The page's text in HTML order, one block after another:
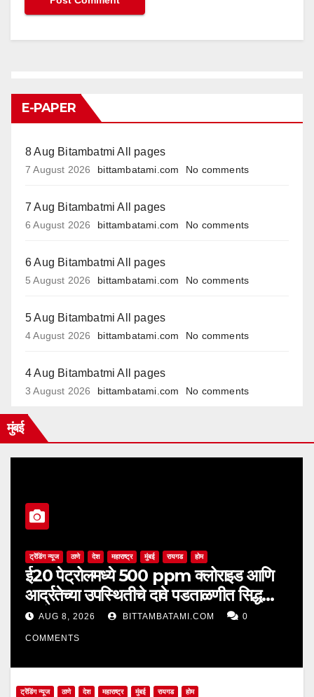
E-PAPER
8 Aug Bitambatmi All pages
7 August 2026 bittambatami.com No comments
7 Aug Bitambatmi All pages
6 August 2026 bittambatami.com No comments
6 Aug Bitambatmi All pages
5 August 2026 bittambatami.com No comments
5 Aug Bitambatmi All pages
4 August 2026 bittambatami.com No comments
4 Aug Bitambatmi All pages
3 August 2026 bittambatami.com No comments
मुंबई
ट्रेंडिंग न्यूज ठाणे देश महाराष्ट्र मुंबई रायगड होम
ई20 पेट्रोलमध्ये 500 ppm क्लोराइड आणि
आर्द्रतेच्या उपस्थितीचे दावे पडताळणीत सिद्ध
झाले नाहीत
AUG 8, 2026 BITTAMBATAMI.COM 0
COMMENTS
ट्रेंडिंग न्यूज ठाणे देश महाराष्ट्र मुंबई रायगड होम